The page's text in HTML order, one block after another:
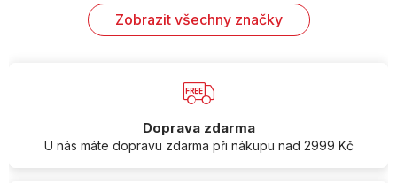
Zobrazit všechny značky
Doprava zdarma
U nás máte dopravu zdarma při nákupu nad 2999 Kč